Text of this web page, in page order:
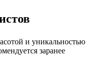
и уникальностью
заранее